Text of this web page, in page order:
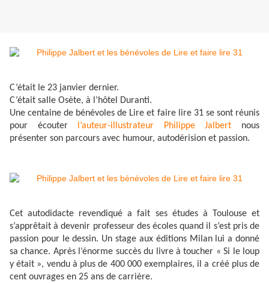
C’était le 23 janvier dernier.
C’était salle Osète, à l’hôtel Duranti.
Une centaine de bénévoles de Lire et faire lire 31 se sont réunis
pour écouter
l’auteur-illustrateur Philippe Jalbert nous
présenter son parcours avec humour, autodérision et passion.
Cet autodidacte revendiqué a fait ses études à Toulouse et
s’apprêtait à devenir professeur des écoles quand il s’est pris de
passion pour le dessin. Un stage aux éditions Milan lui a donné
sa chance. Après l’énorme succès du livre à toucher « Si le loup
y était », vendu à plus de 400 000 exemplaires, il a créé plus de
cent ouvrages en 25 ans de carrière.